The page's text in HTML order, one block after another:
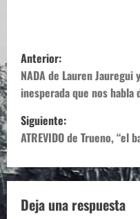
N
a
v
e
g
a
Anterior:
NADA de Lauren Jauregui
inesperada que nos
Siguiente:
ATREVIDO de Trueno,
Deja una respuesta